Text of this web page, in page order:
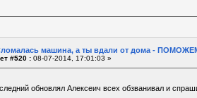
машина, а ты вдали от дома -
#520 : 08-07-2014, 17:01:03 »
обновлял Алексеич всех обзванивал и